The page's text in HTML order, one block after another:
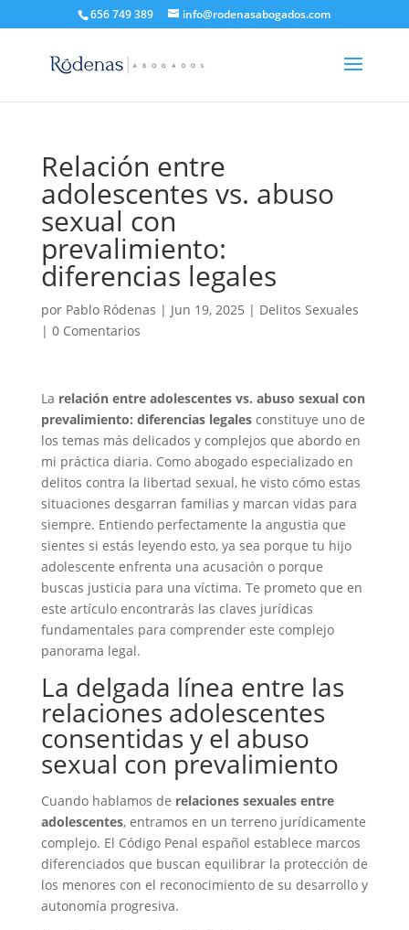
656 749 389 info@rodenasabogados.com
Relación entre
adolescentes vs. abuso
sexual con
prevalimiento:
diferencias legales
por Pablo Ródenas | Jun 19, 2025 | Delitos Sexuales
| 0 Comentarios
La relación entre adolescentes vs. abuso sexual con
prevalimiento: diferencias legalesconstituye uno de
los temas más delicados y complejos que abordo en
mi práctica diaria. Como abogado especializado en
delitos contra la libertad sexual, he visto cómo estas
situaciones desgarran familias y marcan vidas para
siempre. Entiendo perfectamente la angustia que
sientes si estás leyendo esto, ya sea porque tu hijo
adolescente enfrenta una acusación o porque
buscas justicia para una víctima. Te prometo que en
este artículo encontrarás las claves jurídicas
fundamentales para comprender este complejo
panorama legal.
La delgada línea entre las
relaciones adolescentes
consentidas y el abuso
sexual con prevalimiento
Cuando hablamos de relaciones sexuales entre
adolescentes, entramos en un terreno jurídicamente
complejo. El Código Penal español establece marcos
diferenciados que buscan equilibrar la protección de
los menores con el reconocimiento de su desarrollo y
autonomía progresiva.